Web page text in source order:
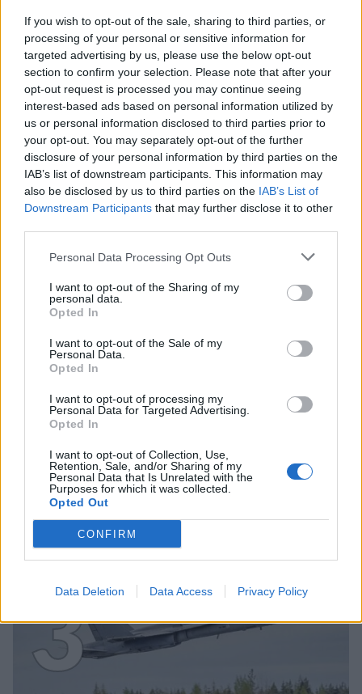
If you wish to opt-out of the sale, sharing to third parties, or
processing of your personal or sensitive information for
targeted advertising by us, please use the below opt-out
section to confirm your selection. Please note that after your
opt-out request is processed you may continue seeing
interest-based ads based on personal information utilized by
us or personal information disclosed to third parties prior to
your opt-out. You may separately opt-out of the further
disclosure of your personal information by third parties on the
IAB’s list of downstream participants. This information may
also be disclosed by us to third parties on the IAB’s List of
Downstream Participants that may further disclose it to other
Personal Data Processing Opt Outs
I want to opt-out of the Sharing of my
personal data.
Opted In
I want to opt-out of the Sale of my
Personal Data.
Opted In
I want to opt-out of processing my
Personal Data for Targeted Advertising.
Opted In
I want to opt-out of Collection, Use,
Retention, Sale, and/or Sharing of my
Personal Data that Is Unrelated with the
Purposes for which it was collected.
Opted Out
CONFIRM
Data Deletion Data Access Privacy Policy
1
MATKAILU
Maailman eniten matkustaneet
valitsivat suosikkikohteensa –
2
UUTISET
Kela voi leikata tukia
ulkomaanmatkan vuoksi
3